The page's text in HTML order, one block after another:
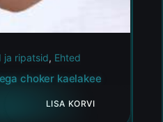
ja ripatsid, Ehted
choker kaelakee
LISA KORVI